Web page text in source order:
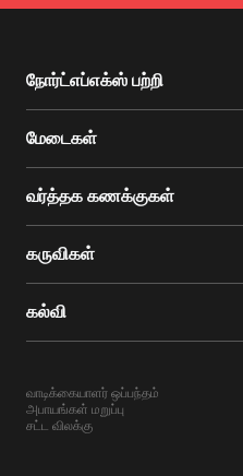
நோர்ட்எப்எக்ஸ் பற்றி
மேடைகள்
வர்த்தக கணக்குகள்
கருவிகள்
கல்வி
வாடிக்கையாளர் ஒப்பந்தம்
அபாயங்கள் மறுப்பு
சட்ட விலக்கு